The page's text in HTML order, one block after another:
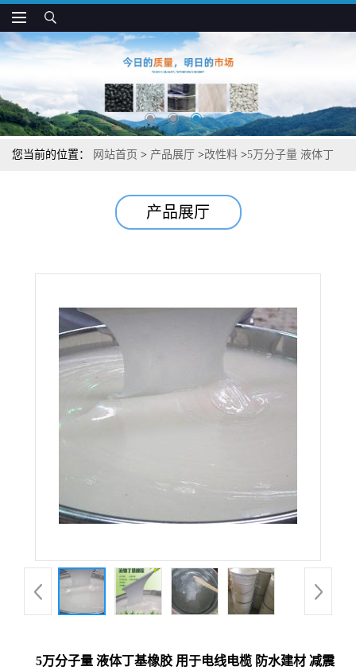
您当前的位置： 网站首页 > 产品展厅 >改性料 >5万分子量 液体丁
产品展厅
5万分子量 液体丁基橡胶 用于电线电榄 防水建材 减震